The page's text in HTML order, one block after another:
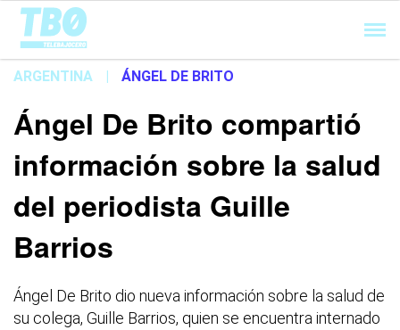
Cargando...
ARGENTINA | ÁNGEL DE BRITO
Ángel De Brito compartió
información sobre la salud
del periodista Guille
Barrios
Ángel De Brito dio nueva información sobre la salud de
su colega, Guille Barrios, quien se encuentra internado